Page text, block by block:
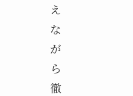
え
な
が
ら
徹